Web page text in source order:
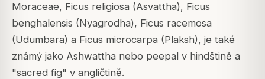
Moraceae, Ficus religiosa (Asvattha), Ficus
benghalensis (Nyagrodha), Ficus racemosa
(Udumbara) a Ficus microcarpa (Plaksh), je také
známý jako Ashwattha nebo peepal v hindštině a
"sacred fig" v angličtině.